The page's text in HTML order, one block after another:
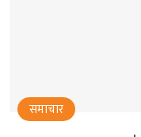
समाचार